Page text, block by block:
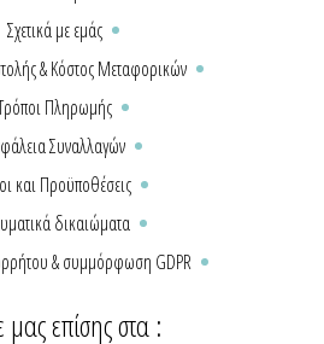
Σχετικά με εμάς
& Κόστος Μεταφορικών
Πληρωμής
Συναλλαγών
και Προϋποθέσεις
δικαιώματα
& συμμόρφωση GDPR
μας επίσης στα :